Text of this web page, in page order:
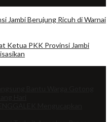
Jambi Berujung Ricuh di Warnai
Ketua PKK Provinsi Jambi